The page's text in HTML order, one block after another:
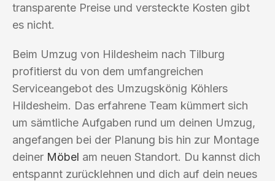
transparente Preise und versteckte Kosten gibt
es nicht.
Beim Umzug von Hildesheim nach Tilburg
profitierst du von dem umfangreichen
Serviceangebot des Umzugskönig Köhlers
Hildesheim. Das erfahrene Team kümmert sich
um sämtliche Aufgaben rund um deinen Umzug,
angefangen bei der Planung bis hin zur Montage
deiner Möbel am neuen Standort. Du kannst dich
entspannt zurücklehnen und dich auf dein neues